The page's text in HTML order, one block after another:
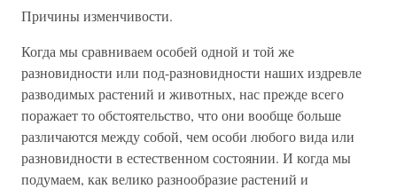
Причины изменчивости.
Когда мы сравниваем особей одной и той же
разновидности или под-разновидности наших издревле
разводимых растений и животных, нас прежде всего
поражает то обстоятельство, что они вообще больше
различаются между собой, чем особи любого вида или
разновидности в естественном состоянии. И когда мы
подумаем, как велико разнообразие растений и